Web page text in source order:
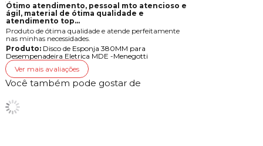
Ótimo atendimento, pessoal mto atencioso e
gil, material de ótima qualidade e
atendimento top...
Produto de ótima qualidade e atende perfeitamente
nas minhas necessidades.
Produto:Disco de Esponja 380MM para
Desempenadeira Eletrica MDE -Menegotti
Ver mais avaliações
Você também pode gostar de